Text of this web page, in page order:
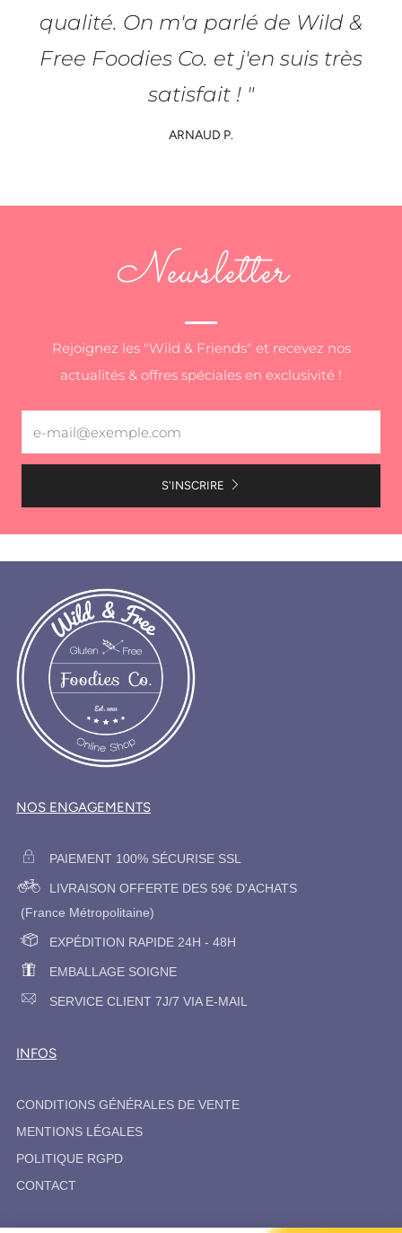
qualité. On m'a parlé de Wild &
Free Foodies Co. et j'en suis très
satisfait ! "
ARNAUD P.
Newsletter
Rejoignez les "Wild & Friends" et recevez nos
actualités & offres spéciales en exclusivité !
S'INSCRIRE
NOS ENGAGEMENTS
PAIEMENT 100% SÉCURISE SSL
LIVRAISON OFFERTE DES 59€ D'ACHATS
(France Métropolitaine)
EXPÉDITION RAPIDE 24H - 48H
EMBALLAGE SOIGNE
SERVICE CLIENT 7J/7 VIA E-MAIL
INFOS
CONDITIONS GÉNÉRALES DE VENTE
MENTIONS LÉGALES
POLITIQUE RGPD
CONTACT